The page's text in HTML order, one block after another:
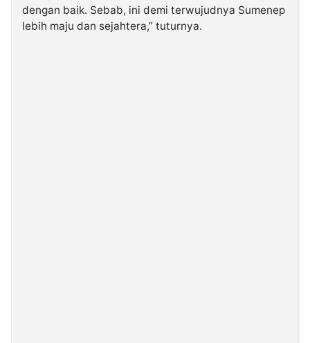
dengan baik. Sebab, ini demi terwujudnya Sumenep
lebih maju dan sejahtera,” tuturnya.